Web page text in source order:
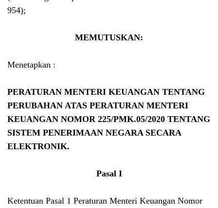
954);
MEMUTUSKAN:
Menetapkan :
PERATURAN MENTERI KEUANGAN TENTANG
PERUBAHAN ATAS PERATURAN MENTERI
KEUANGAN NOMOR 225/PMK.05/2020 TENTANG
SISTEM PENERIMAAN NEGARA SECARA
ELEKTRONIK.
Pasal I
Ketentuan Pasal 1 Peraturan Menteri Keuangan Nomor